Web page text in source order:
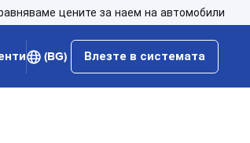
цените за наем на автомобили
(BG) Влезте в системата